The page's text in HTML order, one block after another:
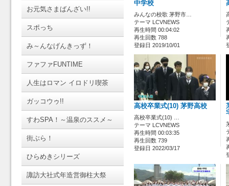
お元気さまばんざい!!
スポっち
み～んなげんきっず！
ファファFUNTIME
人生はロマン イロドリ喫茶
ガッコウゥ!!
すわSPA！～温泉のススメ～
街ぶら！
ひらめきシリーズ
諏訪大社式年造営御柱大祭
中学校
みんなの校歌 茅野市…
テーマ LCVNEWS
再生時間 00:04:02
再生回数 788
登録日 2019/10/01
高校卒業式(10) 茅野高校
高校卒業式(10) …
テーマ LCVNEWS
再生時間 00:03:35
再生回数 739
登録日 2022/03/17